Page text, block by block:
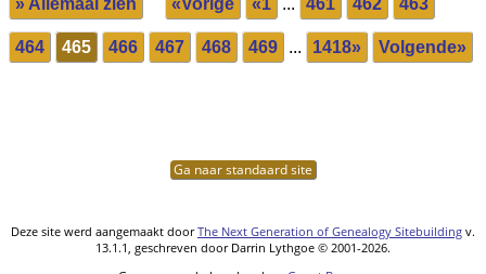
» Allemaal zien «Vorige «1 ... 461 462 463
464 465 466 467 468 469 ... 1418» Volgende»
Ga naar standaard site
Deze site werd aangemaakt doorThe Next Generation of Genealogy Sitebuilding v.
13.1.1, geschreven door Darrin Lythgoe © 2001-2026.